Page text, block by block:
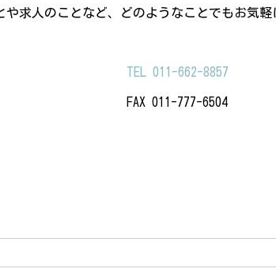
や求人のことなど、どのようなことでもお気軽
TEL 011-662-8857
FAX 011-777-6504